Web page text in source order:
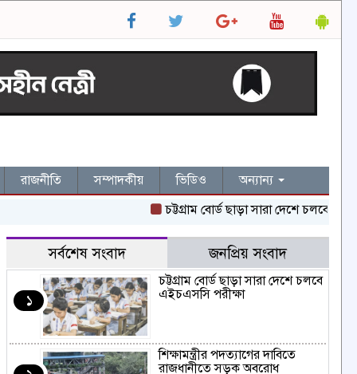
রাজনীতি সম্পাদকীয় ভিডিও
অন্যান্য
চট্টগ্রাম বোর্ড ছাড়া সারা দেশে চলবে এইচএসসি
সর্বশেষ সংবাদ জনপ্রিয় সংবাদ
১
চট্টগ্রাম বোর্ড ছাড়া সারা দেশে চলবে
এইচএসসি পরীক্ষা
শিক্ষামন্ত্রীর পদত্যাগের দাবিতে
রাজধানীতে সড়ক অবরোধ